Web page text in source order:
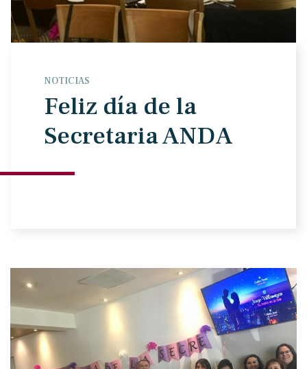
NOTICIAS
Feliz día de la
Secretaria ANDA